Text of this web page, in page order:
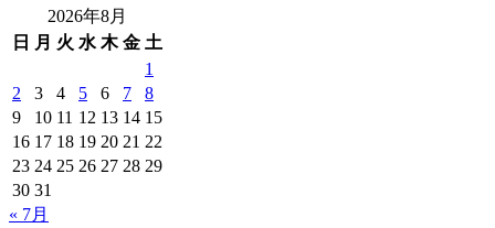
2026年8月
日
月 火 水 木 金 土
1
2
3 4 5 6 7
8
9
10 11 12 13 14 15
16 17 18 19 20 21 22
23 24 25 26 27 28 29
30 31
« 7月